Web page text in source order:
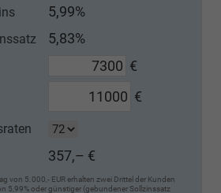
5,99%
5,83%
€
€
357,– €
von 5.000,- EUR erhalten zwei Drittel der Kunden
5,99% oder günstiger (gebundener Sollzinssatz